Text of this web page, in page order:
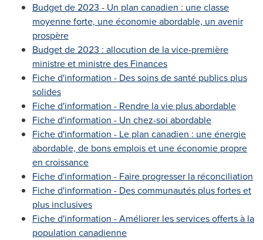
Budget de 2023 - Un plan canadien : une classe
moyenne forte, une économie abordable, un avenir
prospère
Budget de 2023 : allocution de la vice-première
ministre et ministre des Finances
Fiche d'information - Des soins de santé publics plus
solides
Fiche d'information - Rendre la vie plus abordable
Fiche d'information - Un chez-soi abordable
Fiche d'information - Le plan canadien : une énergie
abordable, de bons emplois et une économie propre
en croissance
Fiche d'information - Faire progresser la réconciliation
Fiche d'information - Des communautés plus fortes et
plus inclusives
Fiche d'information - Améliorer les services offerts à la
population canadienne